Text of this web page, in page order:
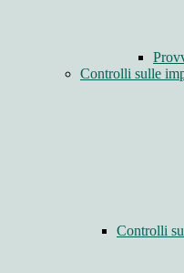
Controlli sulle
Controlli